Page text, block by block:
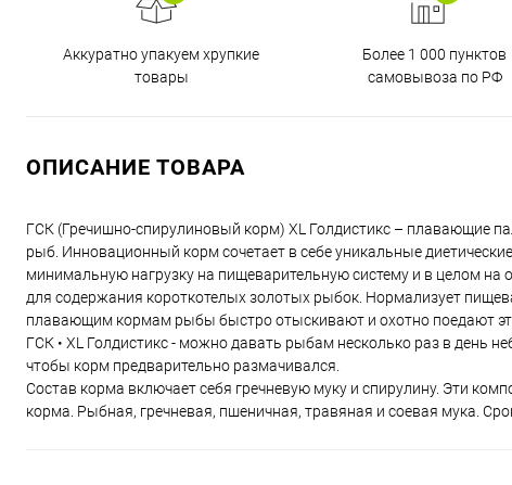
Аккуратно упакуем хрупкие
товары
Более 1 000 пунктов
самовывоза по РФ
ОПИСАНИЕ ТОВАРА
ГСК (Гречишно-спирулиновый корм) XL Голдистикс – плавающие
рыб. Инновационный корм сочетает в себе уникальные
минимальную нагрузку на пищеварительную систему и в целом
для содержания короткотелых золотых рыбок. Нормализует
плавающим кормам рыбы быстро отыскивают и охотно поедают
ГСК • XL Голдистикс - можно давать рыбам несколько раз в день
чтобы корм предварительно размачивался.
Состав корма включает себя гречневую муку и спирулину. Эти
корма. Рыбная, гречневая, пшеничная, травяная и соевая мука.